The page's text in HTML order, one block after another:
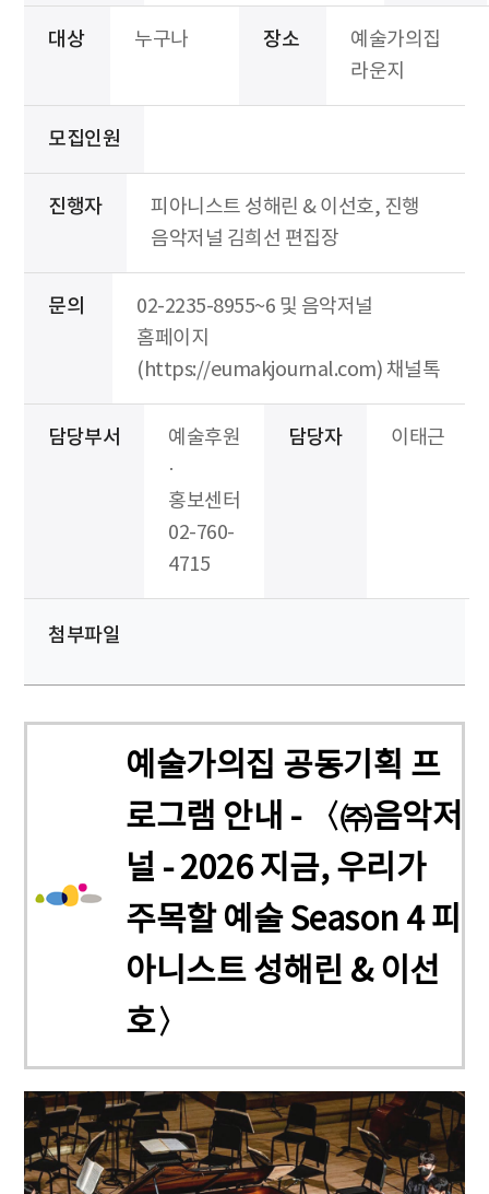
대상 누구나 장소
예술가의집
라운지
모집인원
진행자
피아니스트 성해린 & 이선호, 진행
음악저널 김희선 편집장
문의
02-2235-8955~6 및 음악저널
홈페이지
(https://eumakjournal.com) 채널톡
담당부서
예술후원
·
홍보센터
02-760-
4715
담당자 이태근
첨부파일
예술가의집 공동기획 프
로그램 안내 - 〈㈜음악저
널 - 2026 지금, 우리가
주목할 예술 Season 4 피
아니스트 성해린 & 이선
호〉